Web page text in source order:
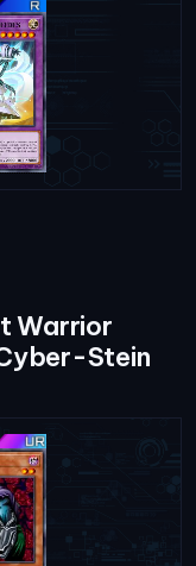
Warrior
Stein